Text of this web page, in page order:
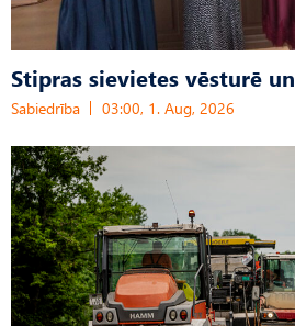
Stipras sievietes vēsturē
Sabiedrība 03:00, 1. Aug, 2026